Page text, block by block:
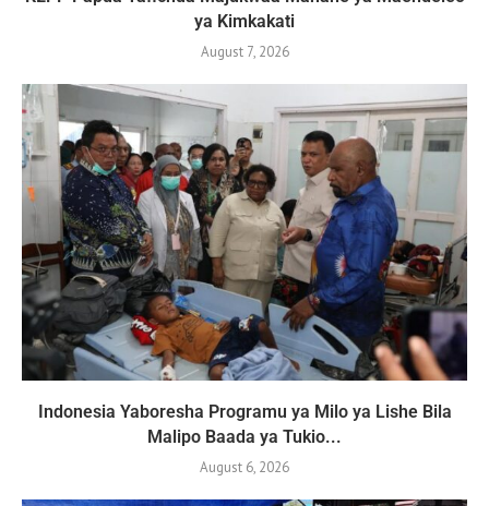
ya Kimkakati
August 7, 2026
Indonesia Yaboresha Programu ya Milo ya Lishe Bila
Malipo Baada ya Tukio...
August 6, 2026